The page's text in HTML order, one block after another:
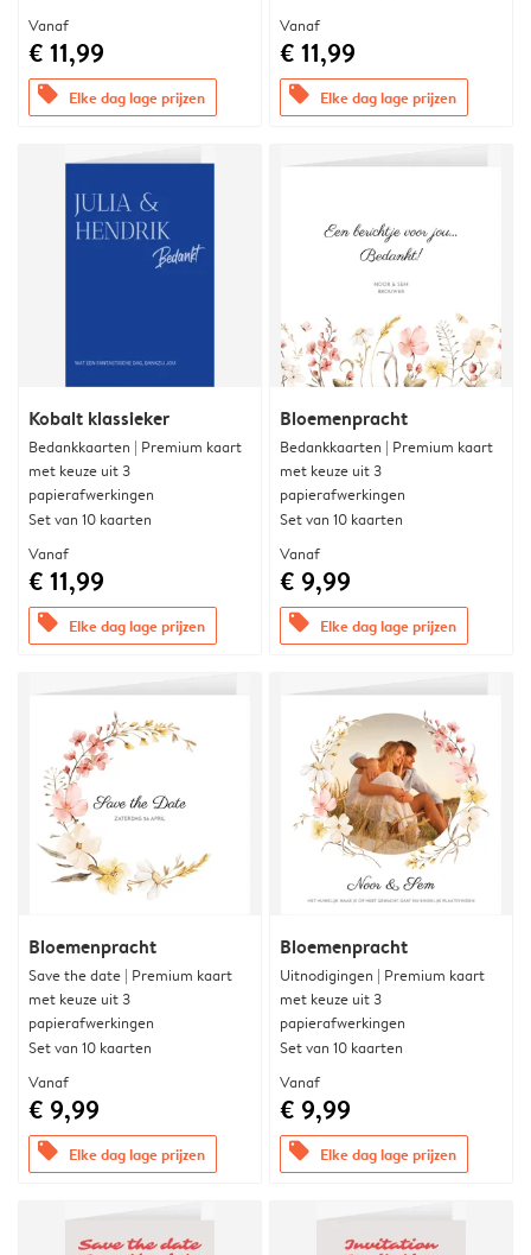
Vanaf
€ 11,99
offers Elke dag lage prijzen
Vanaf
€ 11,99
offers Elke dag lage prijzen
Kobalt klassieker
Bedankkaarten | Premium kaart
met keuze uit 3
papierafwerkingen
Set van 10 kaarten
Vanaf
€ 11,99
offers Elke dag lage prijzen
Bloemenpracht
Bedankkaarten | Premium kaart
met keuze uit 3
papierafwerkingen
Set van 10 kaarten
Vanaf
€ 9,99
offers Elke dag lage prijzen
Bloemenpracht
Save the date | Premium kaart
met keuze uit 3
papierafwerkingen
Set van 10 kaarten
Vanaf
€ 9,99
offers Elke dag lage prijzen
Bloemenpracht
Uitnodigingen | Premium kaart
met keuze uit 3
papierafwerkingen
Set van 10 kaarten
Vanaf
€ 9,99
offers Elke dag lage prijzen